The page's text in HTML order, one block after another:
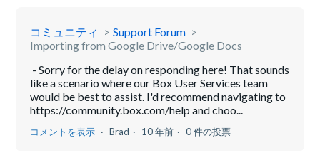
コミュニティ
Support Forum
Importing from Google Drive/Google Docs
- Sorry for the delay on responding here! That sounds
like a scenario where our Box User Services team
would be best to assist. I'd recommend navigating to
https://community.box.com/help and choo...
コメントを表示 Brad 10 年前 0 件の投票